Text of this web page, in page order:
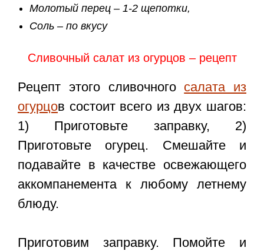
Молотый перец – 1-2 щепотки,
Соль – по вкусу
Сливочный салат из огурцов – рецепт
Рецепт этого сливочного салата из
огурцов состоит всего из двух шагов:
1) Приготовьте заправку, 2)
Приготовьте огурец. Смешайте и
подавайте в качестве освежающего
аккомпанемента к любому летнему
блюду.
Приготовим заправку. Помойте и